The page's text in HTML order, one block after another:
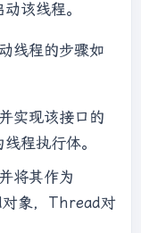
该线程。
线程的步骤如
实现该接口的
程执行体。
将其作为
象，Thread对